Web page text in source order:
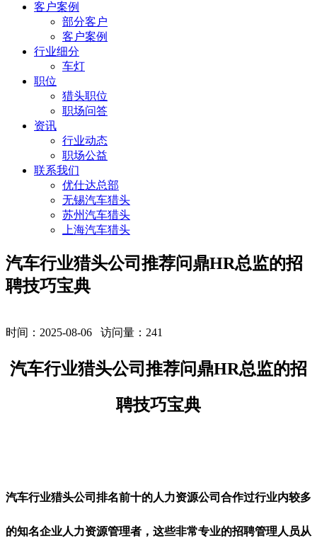
客户案例
部分客户
客户案例
行业细分
车灯
职位
猎头职位
职场问答
资讯
行业动态
职场公益
联系我们
优仕达总部
无锡汽车猎头
苏州汽车猎头
上海汽车猎头
汽车行业猎头公司推荐问鼎HR总监的招
聘技巧宝典
时间：2025-08-06 访问量： 241
汽车行业猎头公司推荐问鼎HR总监的招
聘技巧宝典
汽车行业猎头公司排名前十的人力资源公司合作过行业内较多
的知名企业人力资源管理者，这些非常专业的招聘管理人员从